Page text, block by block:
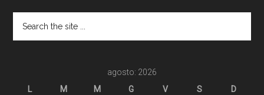
agosto: 2026
L
M M G V S D